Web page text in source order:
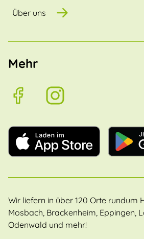
Über uns
Mehr
Wir liefern in über 120 Orte rundum
Mosbach, Brackenheim, Eppingen,
Odenwald und mehr!